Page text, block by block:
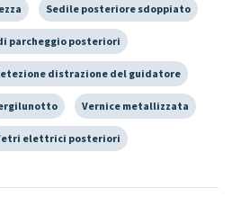
Sedile posteriore sdoppiato
parcheggio posteriori
distrazione del guidatore
Vernice metallizzata
elettrici posteriori